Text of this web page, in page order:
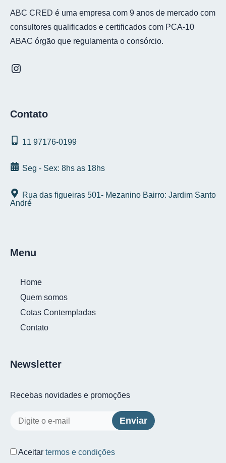
ABC CRED é uma empresa com 9 anos de mercado com
consultores qualificados e certificados com PCA-10
ABAC órgão que regulamenta o consórcio.
Contato
11 97176‑0199
Seg - Sex: 8hs as 18hs
Rua das figueiras 501- Mezanino Bairro: Jardim Santo
André
Menu
Home
Quem somos
Cotas Contempladas
Contato
Newsletter
Recebas novidades e promoções
Aceitar termos e condições